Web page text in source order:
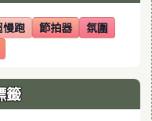
慢跑
開視窗)節拍器
(另開視窗)氛圍
(另開視窗)
籤